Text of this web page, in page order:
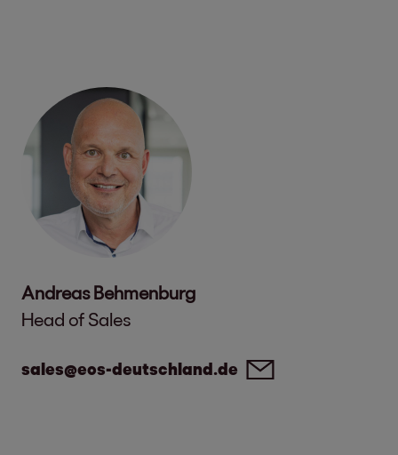
Andreas Behmenburg
Head of Sales
sales@eos-deutschland.de